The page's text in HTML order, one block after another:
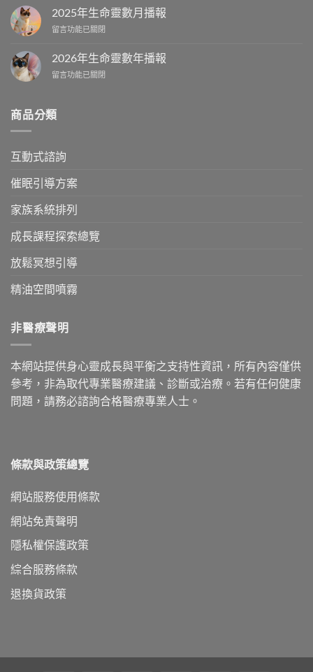
課：
從
數
相
拆
解
親
神
契
約〉
自
探
的
誤
麼
中
時
日
中
2025年生命靈數月播報
在
生
命
月
播
留言功能已關閉
2026年生命靈數年播報
在
生
命
年
報〉
留言功能已關閉
商品分類
互動式諮詢
催眠引導方案
家族系統排列
成長課程探索總覽
放鬆冥想引導
精油空間噴霧
非醫療聲明
本網站提供身心靈成長與平衡之支持性資訊，所有內容僅供
參考，非為取代專業醫療建議、診斷或治療。若有任何健康
問題，請務必諮詢合格醫療專業人士。
條款與政策總覽
網站服務使用條款
網站免責聲明
隱私權保護政策
綜合服務條款
退換貨政策